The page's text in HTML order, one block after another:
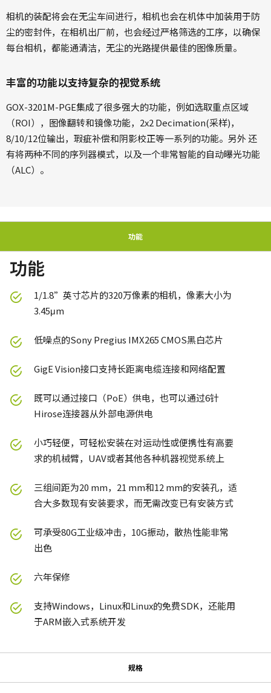
相机的装配将会在无尘车间进行，相机也会在机体中加装用于防
尘的密封件，在相机出厂前，也会经过严格筛选的工序，以确保
每台相机，都能通清洁，无尘的光路提供最佳的图像质量。
丰富的功能以支持复杂的视觉系统
GOX-3201M-PGE集成了很多强大的功能，例如选取重点区域
（ROI），图像翻转和镜像功能，2x2 Decimation(采样)，
8/10/12位输出，瑕疵补偿和阴影校正等一系列的功能。另外 还
有将两种不同的序列器模式，以及一个非常智能的自动曝光功能
（ALC）。
功能
功能
1/1.8”英寸芯片的320万像素的相机，像素大小为
3.45μm
低噪点的Sony Pregius IMX265 CMOS黑白芯片
GigE Vision接口支持长距离电缆连接和网络配置
既可以通过接口（PoE）供电，也可以通过6针
Hirose连接器从外部电源供电
小巧轻便，可轻松安装在对运动性或便携性有高要
求的机械臂，UAV或者其他各种机器视觉系统上
三组间距为20 mm，21 mm和12 mm的安装孔，适
合大多数现有安装要求，而无需改变已有安装方式
可承受80G工业级冲击，10G振动，散热性能非常
出色
六年保修
支持Windows，Linux和Linux的免费SDK，还能用
于ARM嵌入式系统开发
规格